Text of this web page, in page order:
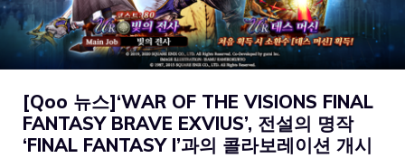
[Qoo 뉴스]‘WAR OF THE VISIONS FINAL
FANTASY BRAVE EXVIUS’, 전설의 명작
‘FINAL FANTASY I’과의 콜라보레이션 개시